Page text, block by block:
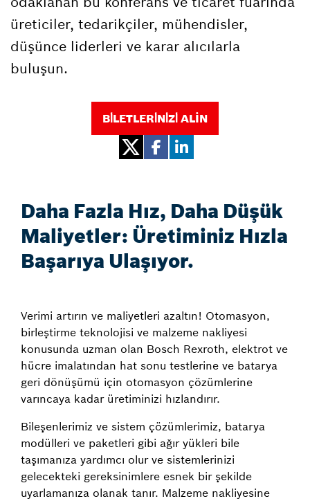
üreticiler, tedarikçiler, mühendisler,
düşünce liderleri ve karar alıcılarla
buluşun.
BİLETLERİNİZİ ALIN
Daha Fazla Hız, Daha Düşük
Maliyetler: Üretiminiz Hızla
Başarıya Ulaşıyor.
Verimi artırın ve maliyetleri azaltın! Otomasyon,
birleştirme teknolojisi ve malzeme nakliyesi
konusunda uzman olan Bosch Rexroth, elektrot ve
hücre imalatından hat sonu testlerine ve batarya
geri dönüşümü için otomasyon çözümlerine
varıncaya kadar üretiminizi hızlandırır.
Bileşenlerimiz ve sistem çözümlerimiz, batarya
modülleri ve paketleri gibi ağır yükleri bile
taşımanıza yardımcı olur ve sistemlerinizi
gelecekteki gereksinimlere esnek bir şekilde
uyarlamanıza olanak tanır. Malzeme nakliyesine